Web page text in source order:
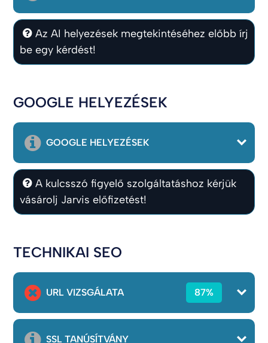
Az AI helyezések megtekintéséhez előbb írj
be egy kérdést!
GOOGLE HELYEZÉSEK
GOOGLE HELYEZÉSEK
A kulcsszó figyelő szolgáltatáshoz kérjük
vásárolj Jarvis előfizetést!
TECHNIKAI SEO
URL VIZSGÁLATA 87%
SSL TANÚSÍTVÁNY